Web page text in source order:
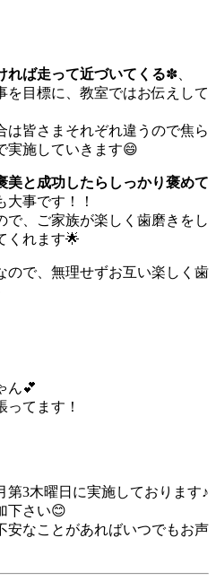
れば走って近づいてくる✽、
を目標に、教室ではお伝えして
は皆さまそれぞれ違うので焦ら
実施していきます😄
美と成功したらしっかり褒めて
事です！！
で、ご家族が楽しく歯磨きをし
くれます🌟
ので、無理せずお互い楽しく歯
ん💕
てます！
第3木曜日に実施しております♪
下さい😊
安なことがあればいつでもお声